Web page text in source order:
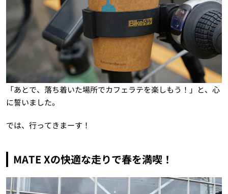
「あとで、落ち着いた場所でカフェラテを楽しもう！」と、心
に誓いました。
では、行ってきまーす！
MATE Xの快適な走りで春を満喫！